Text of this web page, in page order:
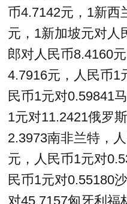
币4.7142元，1新西
元，1新加坡元对人
郎对人民币8.4160
4.7916元，人民币1
民币1元对0.59841
1元对11.2421俄罗
2.3973南非兰特，
元，人民币1元对
民币1元对0.55180
对45.7157匈牙利福